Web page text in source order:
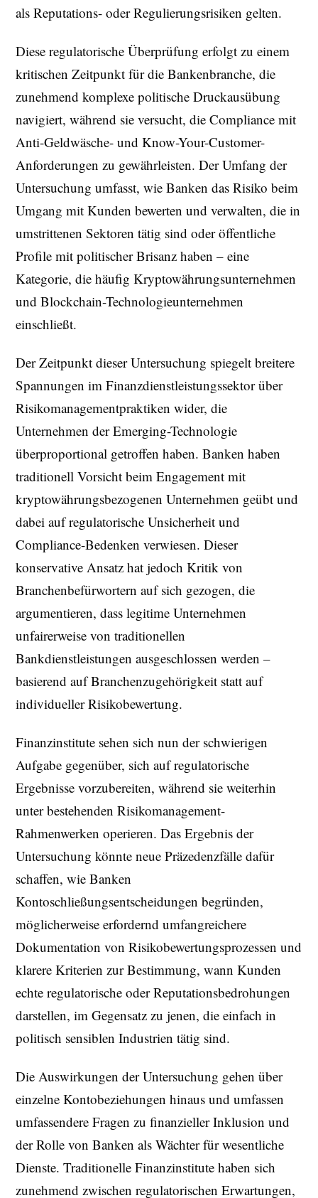
als Reputations- oder Regulierungsrisiken gelten.
Diese regulatorische Überprüfung erfolgt zu einem
kritischen Zeitpunkt für die Bankenbranche, die
zunehmend komplexe politische Druckausübung
navigiert, während sie versucht, die Compliance mit
Anti-Geldwäsche- und Know-Your-Customer-
Anforderungen zu gewährleisten. Der Umfang der
Untersuchung umfasst, wie Banken das Risiko beim
Umgang mit Kunden bewerten und verwalten, die in
umstrittenen Sektoren tätig sind oder öffentliche
Profile mit politischer Brisanz haben – eine
Kategorie, die häufig Kryptowährungsunternehmen
und Blockchain-Technologieunternehmen
einschließt.
Der Zeitpunkt dieser Untersuchung spiegelt breitere
Spannungen im Finanzdienstleistungssektor über
Risikomanagementpraktiken wider, die
Unternehmen der Emerging-Technologie
überproportional getroffen haben. Banken haben
traditionell Vorsicht beim Engagement mit
kryptowährungsbezogenen Unternehmen geübt und
dabei auf regulatorische Unsicherheit und
Compliance-Bedenken verwiesen. Dieser
konservative Ansatz hat jedoch Kritik von
Branchenbefürwortern auf sich gezogen, die
argumentieren, dass legitime Unternehmen
unfairerweise von traditionellen
Bankdienstleistungen ausgeschlossen werden –
basierend auf Branchenzugehörigkeit statt auf
individueller Risikobewertung.
Finanzinstitute sehen sich nun der schwierigen
Aufgabe gegenüber, sich auf regulatorische
Ergebnisse vorzubereiten, während sie weiterhin
unter bestehenden Risikomanagement-
Rahmenwerken operieren. Das Ergebnis der
Untersuchung könnte neue Präzedenzfälle dafür
schaffen, wie Banken
Kontoschließungsentscheidungen begründen,
möglicherweise erfordernd umfangreichere
Dokumentation von Risikobewertungsprozessen und
klarere Kriterien zur Bestimmung, wann Kunden
echte regulatorische oder Reputationsbedrohungen
darstellen, im Gegensatz zu jenen, die einfach in
politisch sensiblen Industrien tätig sind.
Die Auswirkungen der Untersuchung gehen über
einzelne Kontobeziehungen hinaus und umfassen
umfassendere Fragen zu finanzieller Inklusion und
der Rolle von Banken als Wächter für wesentliche
Dienste. Traditionelle Finanzinstitute haben sich
zunehmend zwischen regulatorischen Erwartungen,